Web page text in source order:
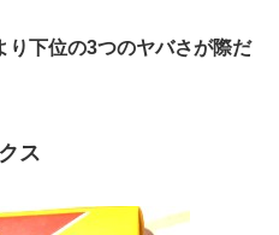
り下位の3つのヤバさが際だ
ス